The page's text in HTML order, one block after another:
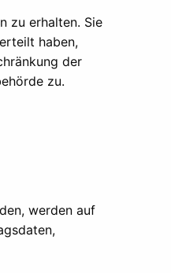
zu erhalten. Sie
haben,
der
zu.
werden auf